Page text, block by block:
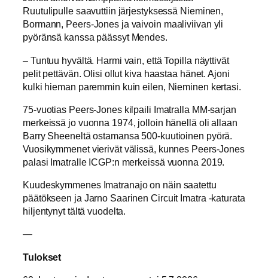
Ruutulipulle saavuttiin järjestyksessä Nieminen,
Bormann, Peers-Jones ja vaivoin maaliviivan yli
pyöränsä kanssa päässyt Mendes.
– Tuntuu hyvältä. Harmi vain, että Topilla näyttivät
pelit pettävän. Olisi ollut kiva haastaa hänet. Ajoni
kulki hieman paremmin kuin eilen, Nieminen kertasi.
75-vuotias Peers-Jones kilpaili Imatralla MM-sarjan
merkeissä jo vuonna 1974, jolloin hänellä oli allaan
Barry Sheeneltä ostamansa 500-kuutioinen pyörä.
Vuosikymmenet vierivät välissä, kunnes Peers-Jones
palasi Imatralle ICGP:n merkeissä vuonna 2019.
Kuudeskymmenes Imatranajo on näin saatettu
päätökseen ja Jarno Saarinen Circuit Imatra -katurata
hiljentynyt tältä vuodelta.
—
Tulokset